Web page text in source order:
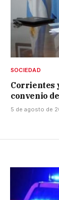
SOCIEDAD
Corrientes
convenio
5 de agosto de